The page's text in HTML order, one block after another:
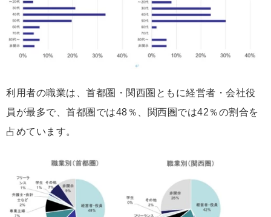
利用者の職業は、首都圏・関西圏ともに経営者・会社役
員が最多で、首都圏では48％、関西圏では42％の割合を
占めています。